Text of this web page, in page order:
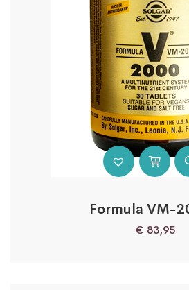
Formula VM-
€ 83,95